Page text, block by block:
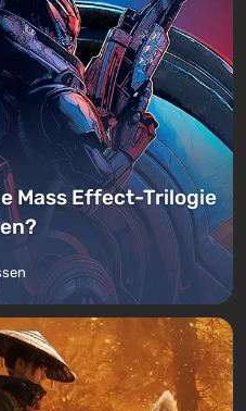
Mass Effect-Trilogie